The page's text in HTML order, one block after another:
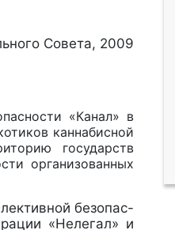
Совета, 2009
«Канал» в
каннабисной
государств
организованных
безопас-
«Нелегал» и